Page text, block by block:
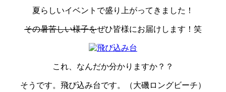
夏らしいイベントで盛り上がってきました！
その暑苦しい様子をぜひ皆様にお届けします！笑
これ、なんだか分かりますか？？
そうです。飛び込み台です。（大磯ロングビーチ）